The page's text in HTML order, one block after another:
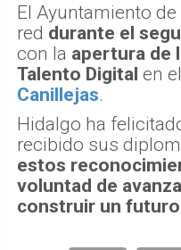
El Ayuntamiento
red durante el
con la apertura de
Talento Digital en el
Canillejas.
Hidalgo ha
recibido sus
estos
voluntad de
construir un